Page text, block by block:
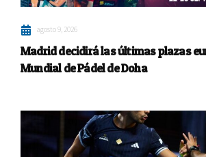
agosto 9, 2026
Madrid decidirá las últimas plazas
Mundial de Pádel de Doha